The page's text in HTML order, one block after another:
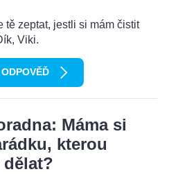
tě zeptat, jestli si mám čistit
Viki.
Máma si
kterou
dělat?